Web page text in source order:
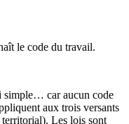
le code du travail.
simple… car aucun code
aux trois versants
Les lois sont